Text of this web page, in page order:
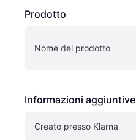
Prodotto
Nome del prodotto
Informazioni aggiuntive
Creato presso Klarna